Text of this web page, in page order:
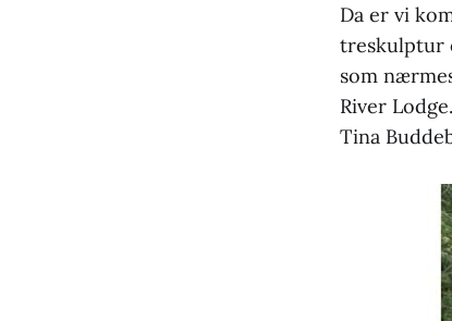
Da er vi
treskulptur
som
River
Tina